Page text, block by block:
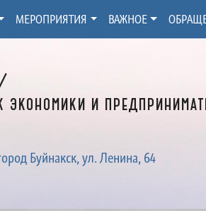
и
Буйнакск, ул. Ленина, 64
МЕРОПРИЯТИЯ ВАЖНОЕ